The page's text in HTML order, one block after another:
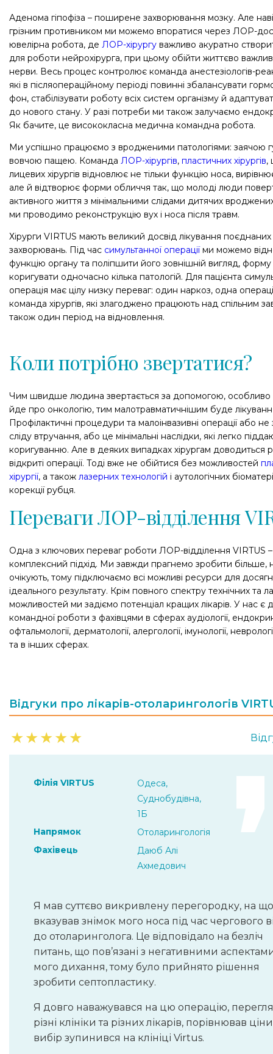
Аденома гіпофіза – поширене захворювання мозку. Але
грізним противником ми можемо впоратися через ЛОР-
ювелірна робота, де ЛОР-хірургу важливо акуратно
для роботи нейрохірурга, при цьому обійти життєво
нерви. Весь процес контролює команда анестезіологів-
які в післяопераційному періоді повинні збалансувати
фон, стабілізувати роботу всіх систем організму й
до нового стану. У разі потреби ми також залучаємо
Як бачите, це висококласна медична командна робота.
Ми успішно працюємо з вродженими патологіями: заячою
вовчою пащею. Команда ЛОР-хірургів, пластичних хірургів,
лицевих хірургів відновлює не тільки функцію носа,
але й відтворює форми обличчя так, що молоді люди
активного життя з мінімальними слідами дитячих
ми проводимо реконструкцію вух і носа після травм.
Хірурги VIRTUS мають великий досвід лікування поєднаних
захворювань. Під час симультанної операціїми можемо
функцію органу та поліпшити його зовнішній вигляд, форму
коригувати одночасно кілька патологій. Для пацієнта
операція має цілу низку переваг: один наркоз, одна
команда хірургів, які злагоджено працюють над спільним
також один період на відновлення.
Коли потрібно звертатися?
Чим швидше людина звертається за допомогою,
йде про онкологію, тим малотравматичнішим буде
Профілактичні процедури та малоінвазивні операції або
сліду втручання, або це мінімальні наслідки, які легко
коригуванню. Але в деяких випадках хірургам доводиться
відкриті операції. Тоді вже не обійтися без можливостей
хірургії, а також лазерних технологій і аутологічних
корекції рубця.
Переваги ЛОР-відділення
Одна з ключових переваг роботи ЛОР-відділення VIRTUS
комплексний підхід. Ми завжди прагнемо зробити більше,
очікують, тому підключаємо всі можливі ресурси для
ідеального результату. Крім повного спектру технічних та
можливостей ми задіємо потенціал кращих лікарів. У нас є
командної роботи з фахівцями в сферах аудіології,
офтальмології, дерматології, алергології, імунології,
та в інших сферах.
Відгуки про лікарів-отоларингологів
★★★★★
Філія VIRTUS
Одеса,
Суднобудівна,
1Б
Напрямок
Отоларингологія
Фахівець
Даюб Алі
Ахмедович
Я мав суттєво викривлену перегородку, на що
вказував знімок мого носа під час чергового
до отоларинголога. Це відповідало на безліч
питань, що пов’язані з негативними
мого дихання, тому було прийнято рішення
зробити септопластику.
Я довго наважувався на цю операцію,
різні клініки та різних лікарів, порівнював
вибір зупинився на клініці Virtus.